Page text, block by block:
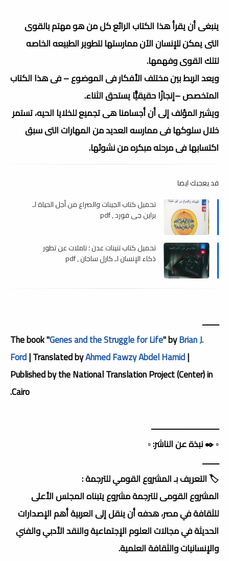
ينبغى أن يقرأ هذا الكتاب الرائع كل من هو مهتم بالقوى
التى يمكن للإنسان الآن ممارستها لتطوير الطبيعه الخاصه
لتلك القوى وفهمها.
ويعد الربط بين مختلف الأفكار فى الموضوع – فى هذا الكتاب
المتخصص –إنجازًا حقيقيًّا يستحق الثناء.
ويشير المؤلف إلى أن أجسامنا هى تجميع للخلايا الحيه، تستمر
خلال سلوكها فى ممارسه العديد من المهارات التى سبق
اكتسابها فى مرحله مبكره من نشوئها.
قد يعجبك ايضا
تحميل كتاب الجينات والصراع من أجل الحياة لـ
براین جی فورد , pdf
تحميل كتاب تنينات عدن ؛ تاملات عن تطور
ذكاء الإنسان لـ كارل ساجان , pdf
ــــــــ
The book "Genes and the Struggle for Life" byBrian J.
Ford| Translated byAhmed Fawzy Abdel Hamid|
Published by the National Translation Project (Center) in
Cairo.
ـــــــــــــــــــــــــــــــــ
▫️ ✒️ نبذة عن الناشر: ▫️
ــــــــ
🏷️ التعريف بـ المشروع القومي للترجمة :
المشروع القومى للترجمة مشروع يتبناه المجلس الأعلى
للثقافة في مصر، هدفه أن ينقل إلى العربية أهم الإصدارات
الحديثة في مجالات العلوم الإجتماعية والنقد الأدبي والفني
والإنسانيات والثقافة العلمية.